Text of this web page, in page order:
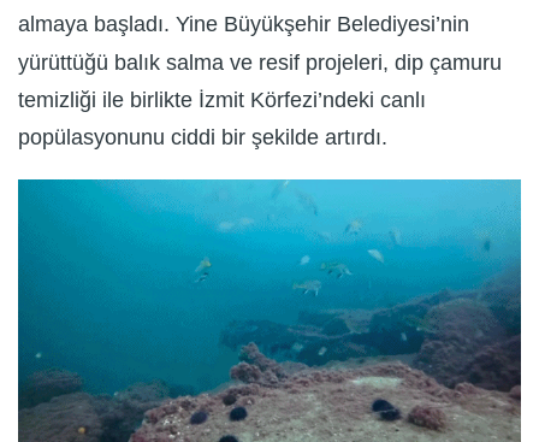
almaya başladı. Yine Büyükşehir Belediyesi’nin
yürüttüğü balık salma ve resif projeleri, dip çamuru
temizliği ile birlikte İzmit Körfezi’ndeki canlı
popülasyonunu ciddi bir şekilde artırdı.